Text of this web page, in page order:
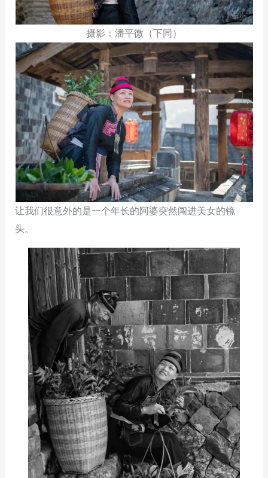
摄影：潘平微（下同）
让我们很意外的是一个年长的阿婆突然闯进美女的镜
头。